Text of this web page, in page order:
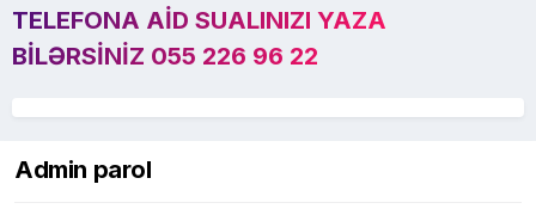
TELEFONA AID SUALINIZI YAZA
BILƏRSINIZ 055 226 96 22
Admin parol